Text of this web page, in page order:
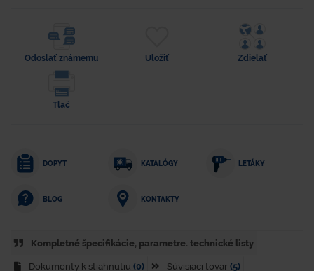
Odoslať známemu Uložiť Zdielať
Tlač
DOPYT KATALÓGY LETÁKY
BLOG KONTAKTY
Kompletné špecifikácie, parametre. technické listy
Dokumenty k stiahnutiu (0) Súvisiaci tovar (5)